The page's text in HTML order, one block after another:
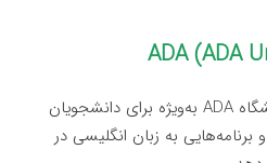
دانشگاه ADA به‌ویژه برای دانشجویان
به زبان انگلیسی در